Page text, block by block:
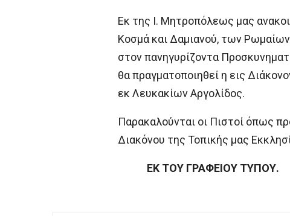
Εκ της Ι. Μητροπόλεως μας
Κοσμά και Δαμιανού, των
στον πανηγυρίζοντα
θα πραγματοποιηθεί η εις
εκ Λευκακίων Αργολίδος.
Παρακαλούνται οι Πιστοί όπως
Διακόνου της Τοπικής μας
ΕΚ ΤΟΥ ΓΡΑΦΕΙΟΥ ΤΥΠΟΥ.